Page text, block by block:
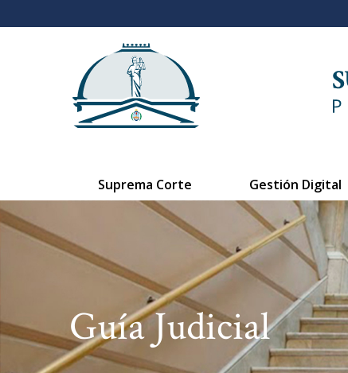
Suprema Corte Gestión Digital
Guía Judicial